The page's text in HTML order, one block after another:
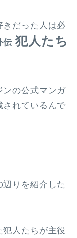
きだった人は必
伝犯人たち
ンの公式マンガ
されているんで
りを紹介した
犯人たちが主役